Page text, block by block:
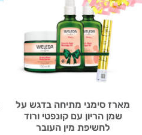
מארז סימני מתיחה בדגש על
שמן הריון עם קונפטי ורוד
לחשיפת מין העובר